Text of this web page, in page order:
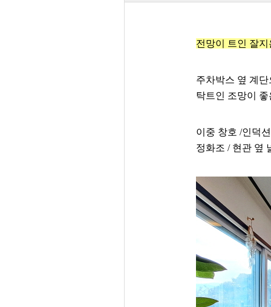
전망이 트인 잘
주차박스 옆 계
탁트인 조망이
이중 창호 /인덕
정화조 / 현관 옆